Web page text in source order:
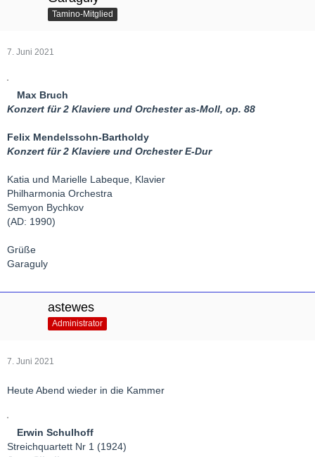
Tamino-Mitglied
7. Juni 2021
Max Bruch
Konzert für 2 Klaviere und Orchester as-Moll, op. 88
Felix Mendelssohn-Bartholdy
Konzert für 2 Klaviere und Orchester E-Dur
Katia und Marielle Labeque, Klavier
Philharmonia Orchestra
Semyon Bychkov
(AD: 1990)
Grüße
Garaguly
astewes
Administrator
7. Juni 2021
Heute Abend wieder in die Kammer
Erwin Schulhoff
Streichquartett Nr 1 (1924)